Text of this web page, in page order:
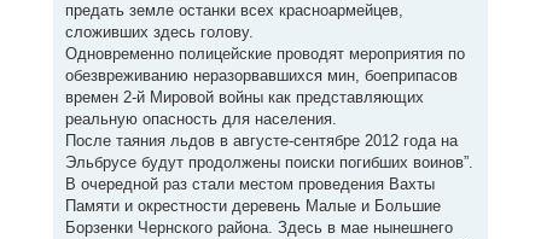
предать земле останки всех красноармейцев,
сложивших здесь голову.
Одновременно полицейские проводят мероприятия по
обезвреживанию неразорвавшихся мин, боеприпасов
времен 2-й Мировой войны как представляющих
реальную опасность для населения.
После таяния льдов в августе-сентябре 2012 года на
Эльбрусе будут продолжены поиски погибших воинов”.
В очередной раз стали местом проведения Вахты
Памяти и окрестности деревень Малые и Большие
Борзенки Чернского района. Здесь в мае нынешнего